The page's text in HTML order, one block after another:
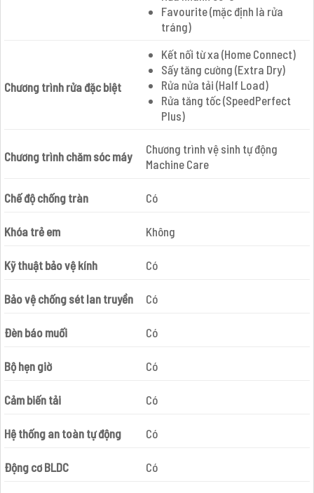
Favourite (mặc định là rửa
tráng)
Chương trình rửa đặc biệt
Kết nối từ xa (Home Connect)
Sấy tăng cường (Extra Dry)
Rửa nửa tải (Half Load)
Rửa tăng tốc (SpeedPerfect
Plus)
Chương trình chăm sóc máy
Chương trình vệ sinh tự động
Machine Care
Chế độ chống tràn Có
Khóa trẻ em Không
Kỹ thuật bảo vệ kính Có
Bảo vệ chống sét lan truyền Có
Đèn báo muối Có
Bộ hẹn giờ Có
Cảm biến tải Có
Hệ thống an toàn tự động Có
Động cơ BLDC Có